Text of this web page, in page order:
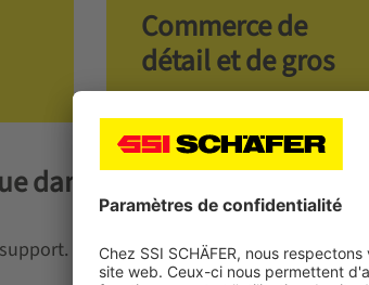
Commerce de
détail et de gros
dans les solutions